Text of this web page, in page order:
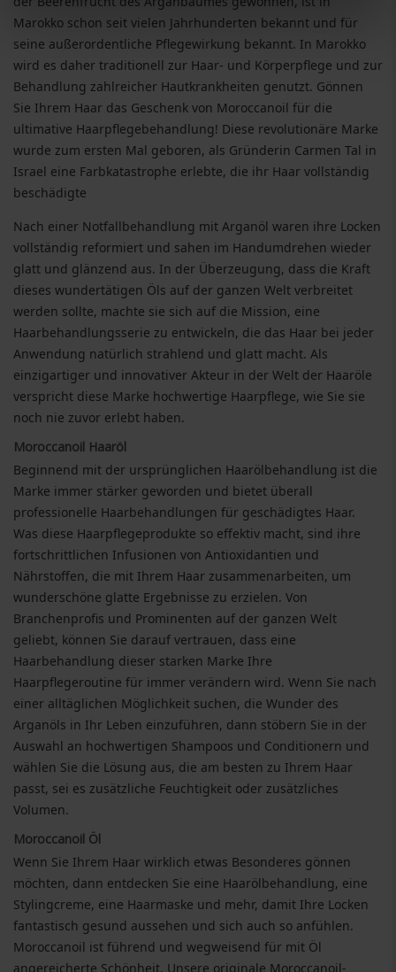
Marokko schon seit vielen Jahrhunderten bekannt und für
seine außerordentliche Pflegewirkung bekannt. In Marokko
wird es daher traditionell zur Haar- und Körperpflege und zur
Behandlung zahlreicher Hautkrankheiten genutzt. Gönnen
Sie Ihrem Haar das Geschenk von Moroccanoil für die
ultimative Haarpflegebehandlung! Diese revolutionäre Marke
wurde zum ersten Mal geboren, als Gründerin Carmen Tal in
Israel eine Farbkatastrophe erlebte, die ihr Haar vollständig
beschädigte
Nach einer Notfallbehandlung mit Arganöl waren ihre Locken
vollständig reformiert und sahen im Handumdrehen wieder
glatt und glänzend aus. In der Überzeugung, dass die Kraft
dieses wundertätigen Öls auf der ganzen Welt verbreitet
werden sollte, machte sie sich auf die Mission, eine
Haarbehandlungsserie zu entwickeln, die das Haar bei jeder
Anwendung natürlich strahlend und glatt macht. Als
einzigartiger und innovativer Akteur in der Welt der Haaröle
verspricht diese Marke hochwertige Haarpflege, wie Sie sie
noch nie zuvor erlebt haben.
Moroccanoil Haaröl
Beginnend mit der ursprünglichen Haarölbehandlung ist die
Marke immer stärker geworden und bietet überall
professionelle Haarbehandlungen für geschädigtes Haar.
Was diese Haarpflegeprodukte so effektiv macht, sind ihre
fortschrittlichen Infusionen von Antioxidantien und
Nährstoffen, die mit Ihrem Haar zusammenarbeiten, um
wunderschöne glatte Ergebnisse zu erzielen. Von
Branchenprofis und Prominenten auf der ganzen Welt
geliebt, können Sie darauf vertrauen, dass eine
Haarbehandlung dieser starken Marke Ihre
Haarpflegeroutine für immer verändern wird. Wenn Sie nach
einer alltäglichen Möglichkeit suchen, die Wunder des
Arganöls in Ihr Leben einzuführen, dann stöbern Sie in der
Auswahl an hochwertigen Shampoos und Conditionern und
wählen Sie die Lösung aus, die am besten zu Ihrem Haar
passt, sei es zusätzliche Feuchtigkeit oder zusätzliches
Volumen.
Moroccanoil Öl
Wenn Sie Ihrem Haar wirklich etwas Besonderes gönnen
möchten, dann entdecken Sie eine Haarölbehandlung, eine
Stylingcreme, eine Haarmaske und mehr, damit Ihre Locken
fantastisch gesund aussehen und sich auch so anfühlen.
Moroccanoil ist führend und wegweisend für mit Öl
angereicherte Schönheit. Unsere originale Moroccanoil-